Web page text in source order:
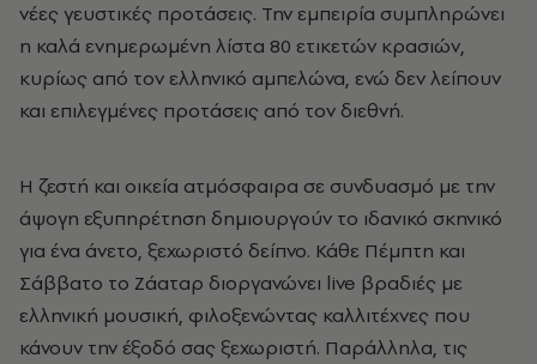
νέες γευστικές προτάσεις. Την εμπειρία συμπληρώνει
η καλά ενημερωμένη λίστα 80 ετικετών κρασιών,
κυρίως από τον ελληνικό αμπελώνα, ενώ δεν λείπουν
και επιλεγμένες προτάσεις από τον διεθνή.
Η ζεστή και οικεία ατμόσφαιρα σε συνδυασμό με την
άψογη εξυπηρέτηση δημιουργούν το ιδανικό σκηνικό
για ένα άνετο, ξεχωριστό δείπνο. Κάθε Πέμπτη και
Σάββατο το Ζάαταρ διοργανώνει live βραδιές με
ελληνική μουσική, φιλοξενώντας καλλιτέχνες που
κάνουν την έξοδό σας ξεχωριστή. Παράλληλα, τις